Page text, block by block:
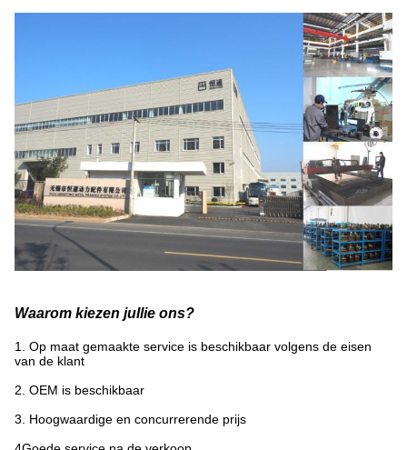
Waarom kiezen jullie ons?
1. Op maat gemaakte service is beschikbaar volgens de eisen
van de klant
2. OEM is beschikbaar
3. Hoogwaardige en concurrerende prijs